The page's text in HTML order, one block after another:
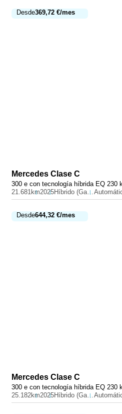
Desde369,72 €/mes
Mercedes Clase C
21.681km2025 Híbrido (Gasolina)
Desde644,32 €/mes
Mercedes Clase C
25.182km2025 Híbrido (Gasolina)